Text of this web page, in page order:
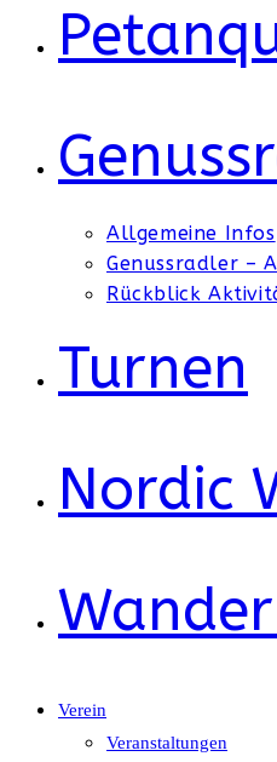
Allgemeine Infos
Genussradler –
Rückblick
Turnen
Nordic
Verein
Veranstaltungen